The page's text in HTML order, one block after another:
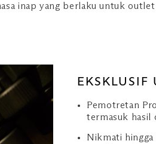
inap yang berlaku untuk
EKSKLUSIF
Pemotretan
termasuk
Nikmati